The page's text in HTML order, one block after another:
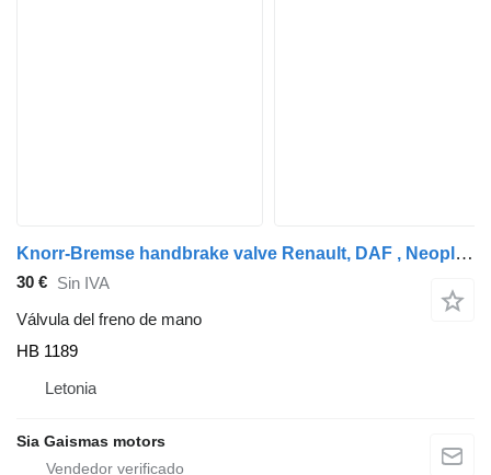
Knorr-Bremse handbrake valve Renault, DAF , Neoplan MAN HB 1189 válvula del freno de mano para Neoplan autobús
30 € Sin IVA
Válvula del freno de mano
HB 1189
Letonia
Sia Gaismas motors